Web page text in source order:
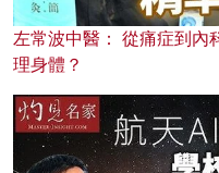
左常波中醫： 從痛症到內
理身體？